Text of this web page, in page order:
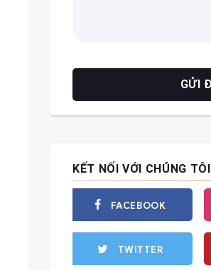
KẾT NỐI VỚI CHÚNG TÔI
FACEBOOK
TWITTER